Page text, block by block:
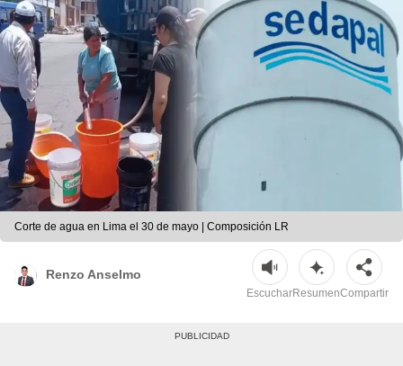
Corte de agua en Lima el 30 de mayo | Composición LR
Renzo Anselmo
EscucharResumenCompartir